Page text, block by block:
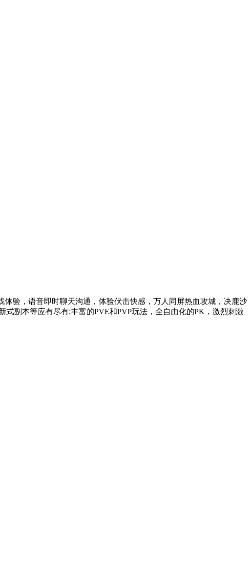
验，语音即时聊天沟通，体验伏击快感，万人同屏热血攻城，决鹿沙
副本等应有尽有;丰富的PVE和PVP玩法，全自由化的PK，激烈刺激